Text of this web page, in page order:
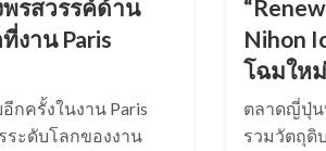
พรสวรรค์ด้าน
งาน Paris
กครั้งในงาน Paris
ระดับโลกของงาน
Nihon
โฉมให
ตลาดญี่ปุ่น
รวมวัตถุดิ